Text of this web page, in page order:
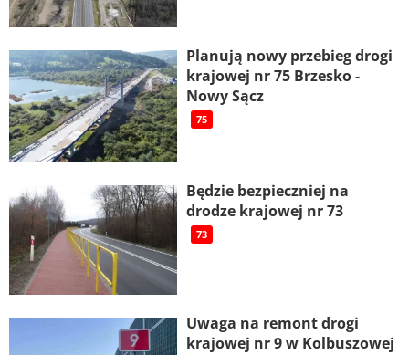
Planują nowy przebieg drogi
krajowej nr 75 Brzesko -
Nowy Sącz
75
Będzie bezpieczniej na
drodze krajowej nr 73
73
Uwaga na remont drogi
krajowej nr 9 w Kolbuszowej